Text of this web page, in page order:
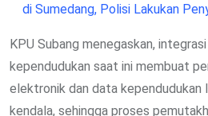
di Sumedang, Polisi Lakukan
KPU Subang menegaskan,
kependudukan saat ini membuat
elektronik dan data kependudukan
kendala, sehingga proses